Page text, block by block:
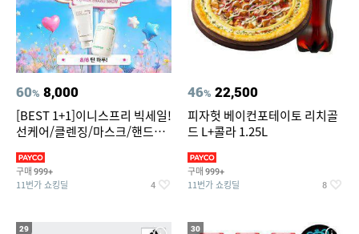
60% 8,000
[BEST 1+1]이니스프리 빅세일!
선케어/클렌징/마스크/핸드크
구매 999+
11번가 쇼킹딜 4
46% 22,500
피자헛 베이컨포테이토 리치골
드 L+콜라 1.25L
구매 999+
11번가 쇼킹딜 8
29 30